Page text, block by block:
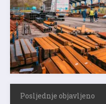
Posljednje objavljeno